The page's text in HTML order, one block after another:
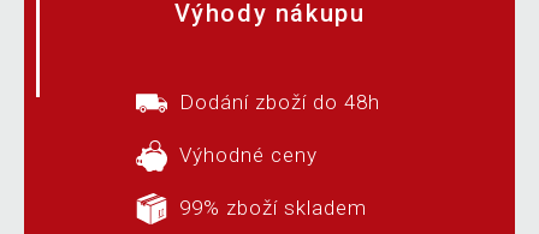
Výhody nákupu
Dodání zboží do 48h
Výhodné ceny
99% zboží skladem